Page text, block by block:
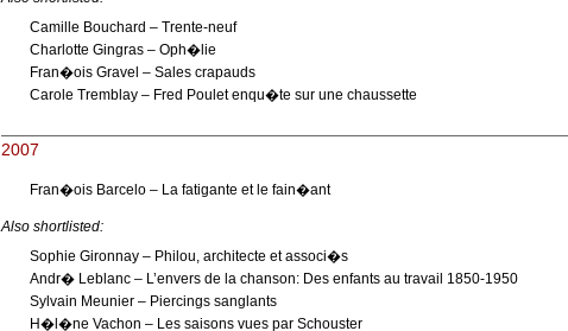
Camille Bouchard – Trente-neuf
Charlotte Gingras – Oph�lie
Fran�ois Gravel – Sales crapauds
Carole Tremblay – Fred Poulet enqu�te sur une chaussette
2007
Fran�ois Barcelo – La fatigante et le fain�ant
Also shortlisted:
Sophie Gironnay – Philou, architecte et associ�s
Andr� Leblanc – L’envers de la chanson: Des enfants au travail 1850-1950
Sylvain Meunier – Piercings sanglants
H�l�ne Vachon – Les saisons vues par Schouster